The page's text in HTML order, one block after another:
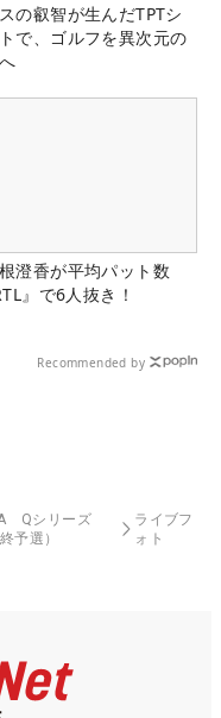
の叡智が生んだTPTシ
で、ゴルフを異次元の
澄香が平均パット数
』で6人抜き！
Recommended by
Qシリーズ
予選）
ライブフ
ォト